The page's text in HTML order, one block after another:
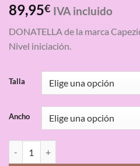
Valorado
con4.60
base a
5
valoraciones
de clientes
89,95€ IVA incluido
DONATELLA de la marca
Nivel iniciación.
Talla
Ancho